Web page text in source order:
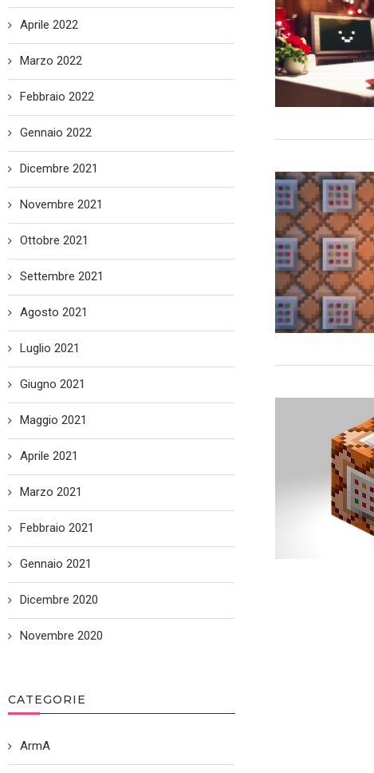
Aprile 2022
Marzo 2022
Febbraio 2022
Gennaio 2022
Dicembre 2021
Novembre 2021
Ottobre 2021
Settembre 2021
Agosto 2021
Luglio 2021
Giugno 2021
Maggio 2021
Aprile 2021
Marzo 2021
Febbraio 2021
Gennaio 2021
Dicembre 2020
Novembre 2020
CATEGORIE
ArmA